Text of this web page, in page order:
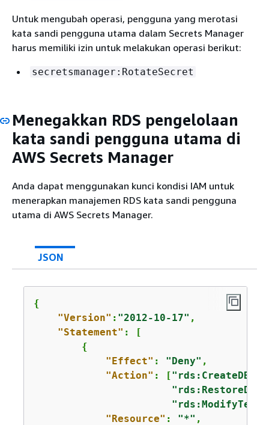
Untuk mengubah operasi, pengguna yang merotasi
kata sandi pengguna utama dalam Secrets Manager
harus memiliki izin untuk melakukan operasi berikut:
secretsmanager:RotateSecret
Menegakkan RDS pengelolaan
kata sandi pengguna utama di
AWS Secrets Manager
Anda dapat menggunakan kunci kondisi IAM untuk
menerapkan manajemen RDS kata sandi pengguna
utama di AWS Secrets Manager.
JSON
{
"Version" : "2012-10-17" ,
"Statement" : [
{
"Effect" : "Deny" ,
"Action" : [
"Resource" : "*" ,